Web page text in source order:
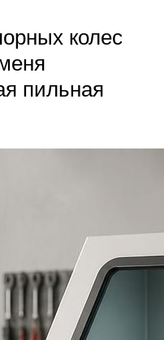
колес
пильная